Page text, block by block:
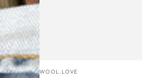
Verkäufer/in:
WOOL.LOVE